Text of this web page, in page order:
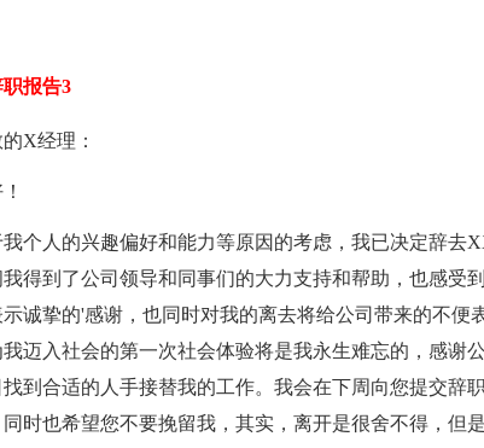
报告3
X经理：
个人的兴趣偏好和能力等原因的考虑，我已决定辞去
得到了公司领导和同事们的大力支持和帮助，也感受
诚挚的'感谢，也同时对我的离去将给公司带来的不便
迈入社会的第一次社会体验将是我永生难忘的，感谢
到合适的人手接替我的工作。我会在下周向您提交辞
时也希望您不要挽留我，其实，离开是很舍不得，但